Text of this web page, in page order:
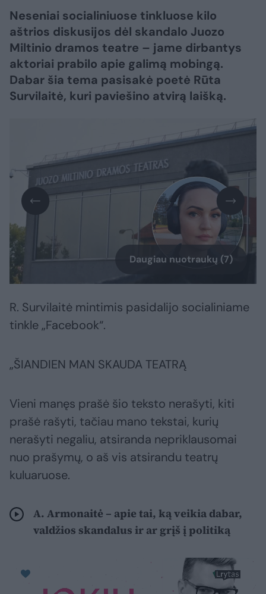
Neseniai socialiniuose tinkluose kilo
aštrios diskusijos dėl skandalo Juozo
Miltinio dramos teatre – jame dirbantys
aktoriai prabilo apie galimą mobingą.
Dabar šia tema pasisakė poetė Rūta
Survilaitė, kuri paviešino atvirą laišką.
Daugiau nuotraukų (7)
R. Survilaitė mintimis pasidalijo socialiniame
tinkle „Facebook“.
„ŠIANDIEN MAN SKAUDA TEATRĄ
Vieni manęs prašė šio teksto nerašyti, kiti
prašė rašyti, tačiau mano tekstai, kurių
nerašyti negaliu, atsiranda nepriklausomai
nuo prašymų, o aš vis atsirandu teatrų
kuluaruose.
A. Armonaitė – apie tai, ką veikia dabar,
valdžios skandalus ir ar grįš į politiką